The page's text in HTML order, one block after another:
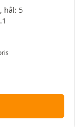
hål: 5